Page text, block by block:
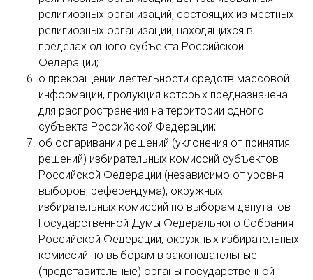
религиозных организаций, состоящих из местных
религиозных организаций, находящихся в
пределах одного субъекта Российской
Федерации;
о прекращении деятельности средств массовой
информации, продукция которых предназначена
для распространения на территории одного
субъекта Российской Федерации;
об оспаривании решений (уклонения от принятия
решений) избирательных комиссий субъектов
Российской Федерации (независимо от уровня
выборов, референдума), окружных
избирательных комиссий по выборам депутатов
Государственной Думы Федерального Собрания
Российской Федерации, окружных избирательных
комиссий по выборам в законодательные
(представительные) органы государственной